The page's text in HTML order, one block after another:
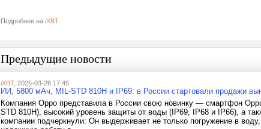
Подробнее на iXBT
Предыдущие новости
iXBT, 2025-03-26 17:45
ИИ, 5800 мАч, MIL-STD 810H и IP69: в России стартовали продажи
Компания Oppo представила в России свою новинку — смартфон
STD 810H), высокий уровень защиты от воды (IP69, IP68 и IP66), а
компании подчеркнули: Он выдерживает не только погружение в